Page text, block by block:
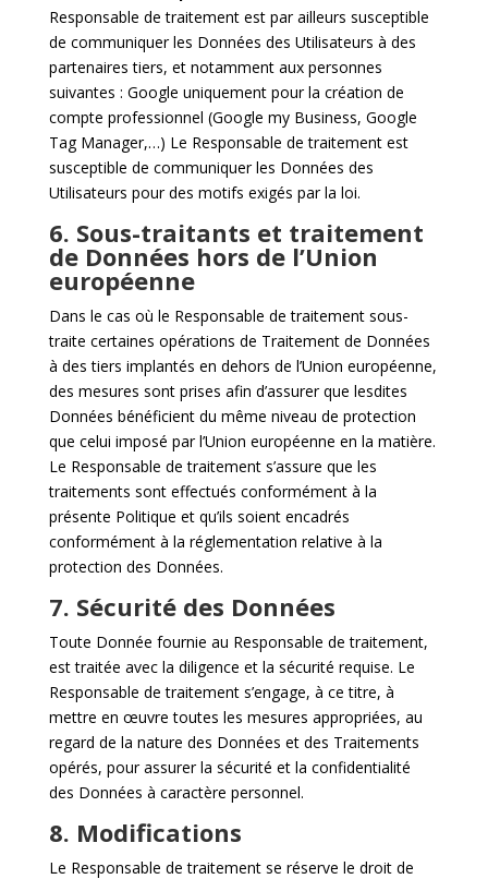
Responsable de traitement est par ailleurs susceptible
de communiquer les Données des Utilisateurs à des
partenaires tiers, et notamment aux personnes
suivantes : Google uniquement pour la création de
compte professionnel (Google my Business, Google
Tag Manager,…) Le Responsable de traitement est
susceptible de communiquer les Données des
Utilisateurs pour des motifs exigés par la loi.
6. Sous-traitants et traitement
de Données hors de l’Union
européenne
Dans le cas où le Responsable de traitement sous-
traite certaines opérations de Traitement de Données
à des tiers implantés en dehors de l’Union européenne,
des mesures sont prises afin d’assurer que lesdites
Données bénéficient du même niveau de protection
que celui imposé par l’Union européenne en la matière.
Le Responsable de traitement s’assure que les
traitements sont effectués conformément à la
présente Politique et qu’ils soient encadrés
conformément à la réglementation relative à la
protection des Données.
7. Sécurité des Données
Toute Donnée fournie au Responsable de traitement,
est traitée avec la diligence et la sécurité requise. Le
Responsable de traitement s’engage, à ce titre, à
mettre en œuvre toutes les mesures appropriées, au
regard de la nature des Données et des Traitements
opérés, pour assurer la sécurité et la confidentialité
des Données à caractère personnel.
8. Modifications
Le Responsable de traitement se réserve le droit de